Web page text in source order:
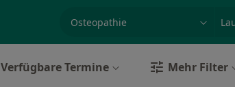
Verfügbare Termine Mehr Filter